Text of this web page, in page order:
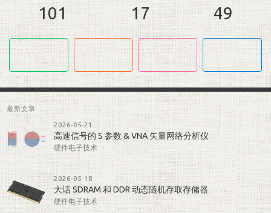
101 17 49
最新文章
2026-05-21
高速信号的 S 参数 & VNA 矢量网络分析仪
硬件电子技术
2026-05-18
大话 SDRAM 和 DDR 动态随机存取存储器
硬件电子技术